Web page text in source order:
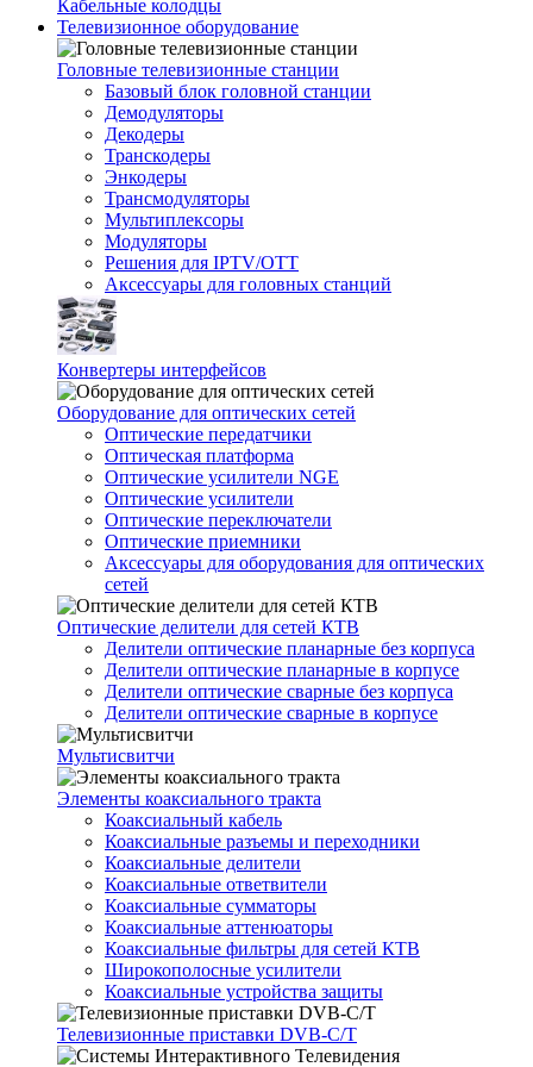
Кабельные колодцы
Телевизионное оборудование
Головные телевизионные станции
Базовый блок головной станции
Демодуляторы
Декодеры
Транскодеры
Энкодеры
Трансмодуляторы
Мультиплексоры
Модуляторы
Решения для IPTV/OTT
Аксессуары для головных станций
Конвертеры интерфейсов
Оборудование для оптических сетей
Оптические передатчики
Оптическая платформа
Оптические усилители NGE
Оптические усилители
Оптические переключатели
Оптические приемники
Аксессуары для оборудования для оптических
сетей
Оптические делители для сетей КТВ
Делители оптические планарные без корпуса
Делители оптические планарные в корпусе
Делители оптические сварные без корпуса
Делители оптические сварные в корпусе
Мультисвитчи
Элементы коаксиального тракта
Коаксиальный кабель
Коаксиальные разъемы и переходники
Коаксиальные делители
Коаксиальные ответвители
Коаксиальные сумматоры
Коаксиальные аттенюаторы
Коаксиальные фильтры для сетей КТВ
Широкополосные усилители
Коаксиальные устройства защиты
Телевизионные приставки DVB-C/T